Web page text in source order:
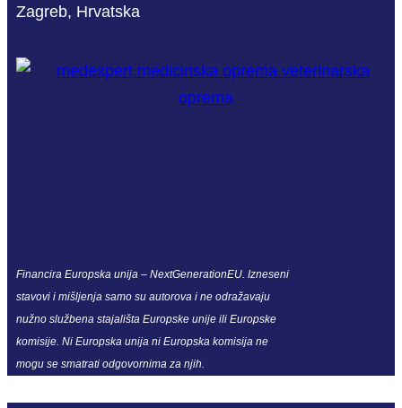
Zagreb, Hrvatska
Financira Europska unija – NextGenerationEU. Izneseni
stavovi i mišljenja samo su autorova i ne odražavaju
nužno službena stajališta Europske unije ili Europske
komisije. Ni Europska unija ni Europska komisija ne
mogu se smatrati odgovornima za njih.